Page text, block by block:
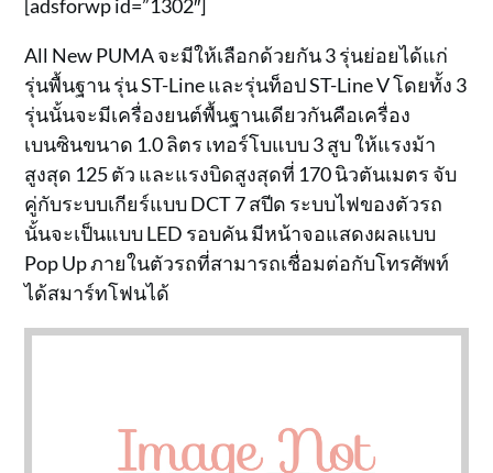
[adsforwp id=”1302″]
All New PUMA จะมีให้เลือกด้วยกัน 3 รุ่นย่อยได้แก่
รุ่นพื้นฐาน รุ่น ST-Line และรุ่นท็อป ST-Line V โดยทั้ง 3
รุ่นนั้นจะมีเครื่องยนต์พื้นฐานเดียวกันคือเครื่อง
เบนซินขนาด 1.0 ลิตร เทอร์โบแบบ 3 สูบ ให้แรงม้า
สูงสุด 125 ตัว และแรงบิดสูงสุดที่ 170 นิวตันเมตร จับ
คู่กับระบบเกียร์แบบ DCT 7 สปีด ระบบไฟของตัวรถ
นั้นจะเป็นแบบ LED รอบคัน มีหน้าจอแสดงผลแบบ
Pop Up ภายในตัวรถที่สามารถเชื่อมต่อกับโทรศัพท์
ได้สมาร์ทโฟนได้